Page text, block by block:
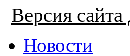
Версия
Новости